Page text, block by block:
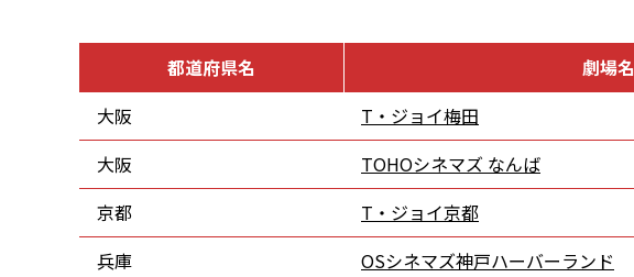
都道府県名
劇場名
大阪
T・ジョイ梅田
大阪
TOHOシネマズ なんば
京都
T・ジョイ京都
兵庫
OSシネマズ神戸ハーバーランド